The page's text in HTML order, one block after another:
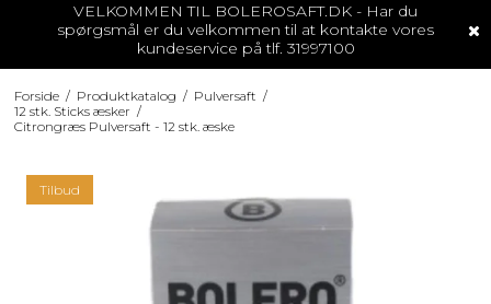
VELKOMMEN TIL BOLEROSAFT.DK - Har du
spørgsmål er du velkommen til at kontakte vores
kundeservice på tlf. 31997100
Forside / Produktkatalog / Pulversaft /
12 stk. Sticks æsker /
Citrongræs Pulversaft - 12 stk. æske
Tilbud